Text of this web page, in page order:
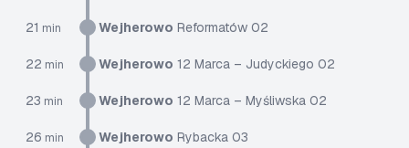
21 min Wejherowo Reformatów 02
22 min Wejherowo 12 Marca – Judyckiego 02
23 min Wejherowo 12 Marca – Myśliwska 02
26 min Wejherowo Rybacka 03